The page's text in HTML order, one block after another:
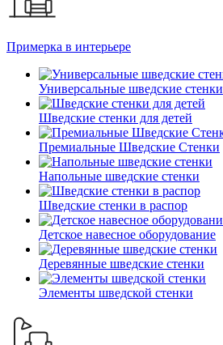
Примерка в интерьере
Универсальные шведские стенки
Шведские стенки для детей
Премиальные Шведские Стенки
Напольные шведские стенки
Шведские стенки в распор
Детское навесное оборудование
Деревянные шведские стенки
Элементы шведской стенки